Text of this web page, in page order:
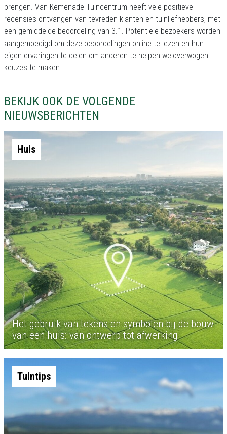
brengen. Van Kemenade Tuincentrum heeft vele positieve
recensies ontvangen van tevreden klanten en tuinliefhebbers, met
een gemiddelde beoordeling van 3.1. Potentiële bezoekers worden
aangemoedigd om deze beoordelingen online te lezen en hun
eigen ervaringen te delen om anderen te helpen weloverwogen
keuzes te maken.
BEKIJK OOK DE VOLGENDE
NIEUWSBERICHTEN
Huis
Het gebruik van tekens en symbolen bij de bouw
van een huis: van ontwerp tot afwerking
Tuintips